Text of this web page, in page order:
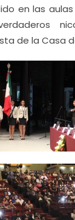
en las
de la Casa